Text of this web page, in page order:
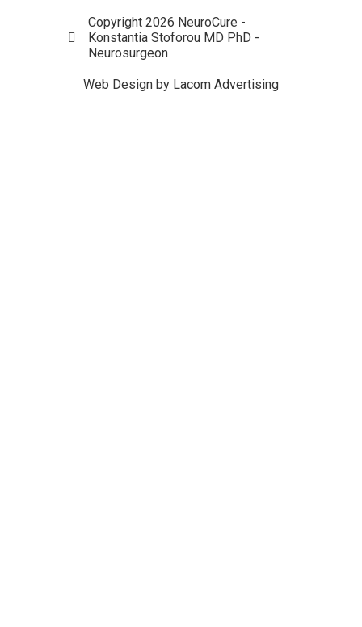
Copyright 2026 NeuroCure -
Konstantia Stoforou MD PhD -
Neurosurgeon
Web Design by Lacom Advertising